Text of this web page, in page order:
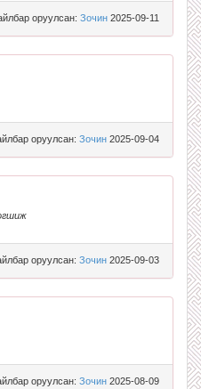
оруулсан: Зочин 2025-09-11
оруулсан: Зочин 2025-09-04
оруулсан: Зочин 2025-09-03
оруулсан: Зочин 2025-08-09